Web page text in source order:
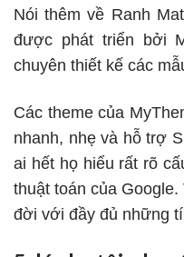
Nói thêm về Ranh
được phát triển bởi
chuyên thiết kế các
Các theme của
nhanh, nhẹ và hỗ trợ
ai hết họ hiểu rất rõ
thuật toán của
đời với đầy đủ những